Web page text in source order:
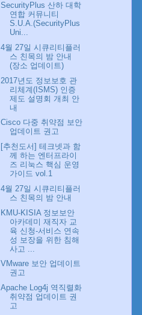
SecurityPlus 산하 대학
연합 커뮤니티
S.U.A.(SecurityPlus
Uni...
4월 27일 시큐리티플러
스 친목의 밤 안내
(장소 업데이트)
2017년도 정보보호 관
리체계(ISMS) 인증
제도 설명회 개최 안
내
Cisco 다중 취약점 보안
업데이트 권고
[추천도서] 테크넷과 함
께 하는 엔터프라이
즈 리눅스 핵심 운영
가이드 vol.1
4월 27일 시큐리티플러
스 친목의 밤 안내
KMU-KISIA 정보보안
아카데미 재직자 교
육 신청-서비스 연속
성 보장을 위한 침해
사고 ...
VMware 보안 업데이트
권고
Apache Log4j 역직렬화
취약점 업데이트 권
고